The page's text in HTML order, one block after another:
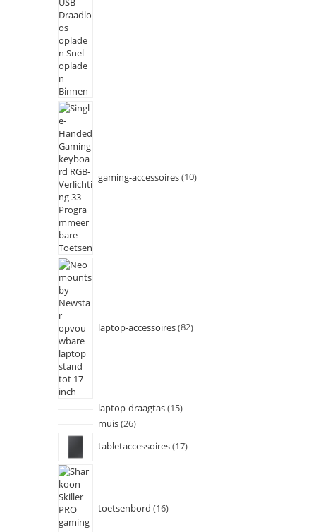
gaming-accessoires 10
laptop-accessoires 82
laptop-draagtas 15
muis 26
tabletaccessoires 17
toetsenbord 16